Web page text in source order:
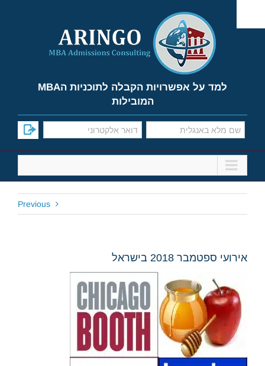
content
למד על אפשרויות הקבלה לתוכניות הMBA
המובילות
Previous
אירועי ספטמבר 2018 בישראל